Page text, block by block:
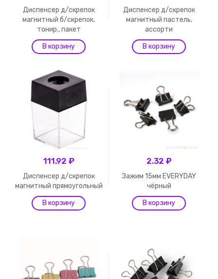
Диспенсер д/скрепок
магнитный б/скрепок,
тонир., пакет
Диспенсер д/скрепок
магнитный пастель,
ассорти
111.92 ₽
Диспенсер д/скрепок
магнитный прямоугольный
2.32 ₽
Зажим 15мм EVERYDAY
чёрный